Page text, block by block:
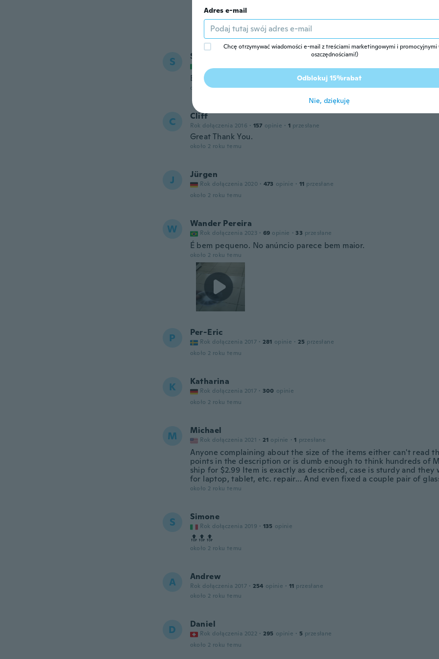
S Stefano
BELLI
około 2 roku temu
C Cliff
Rok dołączenia 2016 · 157 opinie · 1 przesłane
Great Thank You.
około 2 roku temu
J Jürgen
Rok dołączenia 2020 · 473 opinie · 11 przesłane
około 2 roku temu
W Wander Pereira
Rok dołączenia 2023 · 69 opinie · 33 przesłane
É bem pequeno. No anúncio parece bem maior.
około 2 roku temu
P Per-Eric
Rok dołączenia 2017 · 281 opinie · 25 przesłane
około 2 roku temu
K Katharina
Rok dołączenia 2017 · 300 opinie
około 2 roku temu
M Michael
Rok dołączenia 2021 · 21 opinie · 1 przesłane
Anyone complaining about the size of the items either can't read
points in the description or is dumb enough to think hundreds of
ship for $2.99 Item is exactly as described, case is sturdy and
for laptop, tablet, etc. repair... And even fixed a couple pair of
około 2 roku temu
S Simone
Rok dołączenia 2019 · 135 opinie
🔝🔝🔝
około 2 roku temu
A Andrew
Rok dołączenia 2017 · 254 opinie · 11 przesłane
około 2 roku temu
D Daniel
Rok dołączenia 2022 · 295 opinie · 5 przesłane
około 2 roku temu
Adres e-mail
Chcę otrzymywać wiadomości e-mail z treściami marketingowymi i
oszczędnościami!)
Odblokuj 15%rabat
Nie, dziękuję